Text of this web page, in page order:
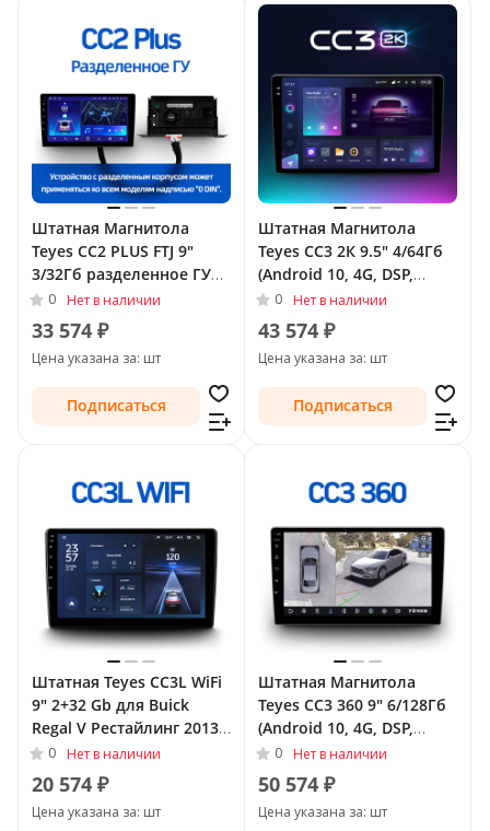
Штатная Магнитола
Teyes CC2 PLUS FTJ 9"
3/32Гб разделенное ГУ
(Android 10, 4G, DSP,
QLed) для Buick Regal V
Рестайлинг 2013 - 2017
Тип-A
0 Нет в наличии
33 574 ₽
Цена указана за: шт
Подписаться
Штатная Магнитола
Teyes CC3 2К 9.5" 4/64Гб
(Android 10, 4G, DSP,
QLed) для Buick Regal V
Рестайлинг 2013 - 2017
Тип-A
0 Нет в наличии
43 574 ₽
Цена указана за: шт
Подписаться
Штатная Teyes CC3L WiFi
9" 2+32 Gb для Buick
Regal V Рестайлинг 2013 -
2017 Тип-A
0 Нет в наличии
20 574 ₽
Цена указана за: шт
Штатная Магнитола
Teyes CC3 360 9" 6/128Гб
(Android 10, 4G, DSP,
QLed) - круговой обзор
для Buick Regal V
Рестайлинг 2013 - 2017
Тип-A
0 Нет в наличии
50 574 ₽
Цена указана за: шт